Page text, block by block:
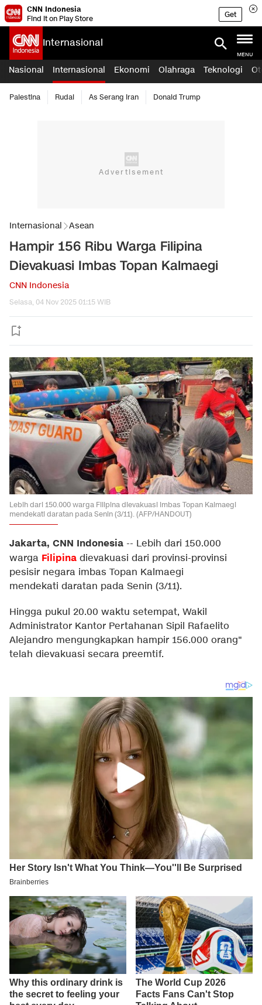
CNN Indonesia
Find it on Play Store
Get
Internasional
MENU
Nasional Internasional Ekonomi Olahraga Teknologi
Palestina Rudal As Serang Iran Donald Trump
Internasional Asean
Hampir 156 Ribu Warga Filipina
Dievakuasi Imbas Topan Kalmaegi
CNN Indonesia
Selasa, 04 Nov 2025 01:15 WIB
Lebih dari 150.000 warga Filipina dievakuasi imbas Topan Kalmaegi
mendekati daratan pada Senin (3/11). (AFP/HANDOUT)
Jakarta, CNN Indonesia -- Lebih dari 150.000
warga Filipina dievakuasi dari provinsi-provinsi
pesisir negara imbas Topan Kalmaegi
mendekati daratan pada Senin (3/11).
Hingga pukul 20.00 waktu setempat, Wakil
Administrator Kantor Pertahanan Sipil Rafaelito
Alejandro mengungkapkan hampir 156.000 orang"
telah dievakuasi secara preemtif.